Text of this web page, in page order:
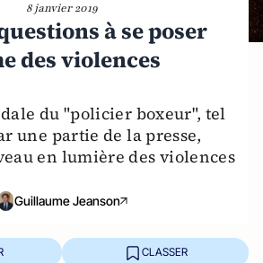
8 janvier 2019
à se poser
des violences
du "policier boxeur", tel
une partie de la presse,
en lumière des violences
Guillaume Jeanson
CLASSER